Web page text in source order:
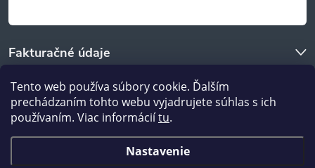
Tento web používa súbory cookie. Ďalším
prechádzaním tohto webu vyjadrujete súhlas s ich
používaním. Viac informáciítu.
Nastavenie
Fakturačné údaje
O nákupe